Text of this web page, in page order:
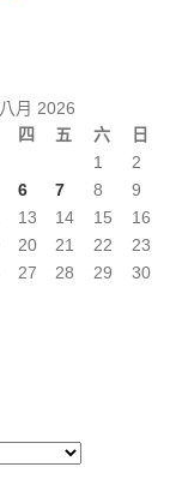
八月 2026
四 五 六 日
1
2
6 7 8
9
13 14 15
16
20 21 22
23
27 28 29
30